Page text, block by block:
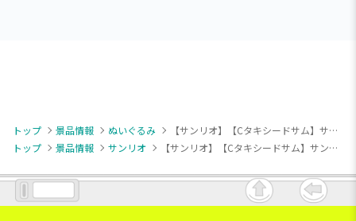
トップ 景品情報 ぬいぐるみ
【サンリオ】【Cタキシードサム】サンリオキャラクターズ いちご新聞50周年BIGぬいぐるみ②
トップ
景品情報 サンリオ 【サンリオ】【Cタキシードサム】サンリオキャラクターズ いちご新聞50周年BIGぬいぐるみ②